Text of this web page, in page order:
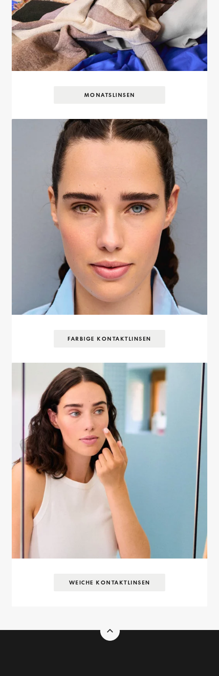
MONATSLINSEN
FARBIGE KONTAKTLINSEN
WEICHE KONTAKTLINSEN